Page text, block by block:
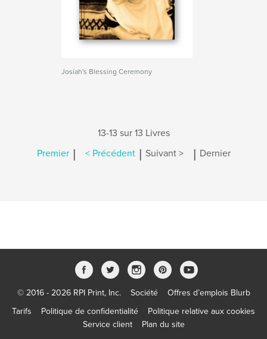
Josiah's Blessing Ceremony
13-13 sur 13 Livres
Premier | < Précédent | Suivant > | Dernier
© 2016 - 2026 RPI Print, Inc. Société
Offres d’emplois Blurb
Tarifs
Politique de confidentialité
Politique relative aux cookies
Service client
Plan du site